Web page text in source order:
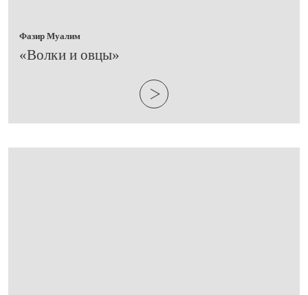
Фазир Муалим
«Волки и овцы»